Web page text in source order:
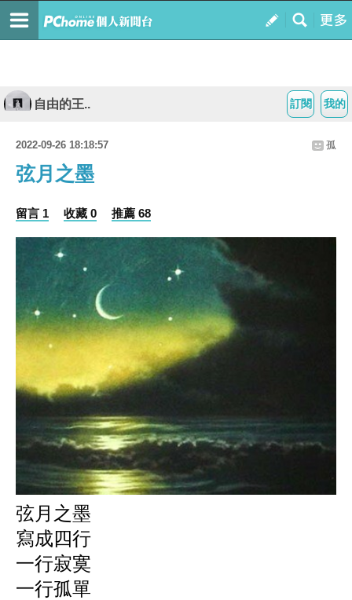
我的
訂閱
自由的王..
2022-09-26 18:18:57 孤
弦月之墨
留言 1 收藏 0 推薦 68
弦月之墨
寫成四行
一行寂寞
一行孤單